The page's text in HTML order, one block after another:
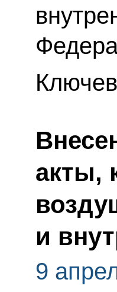
акты,
и
9